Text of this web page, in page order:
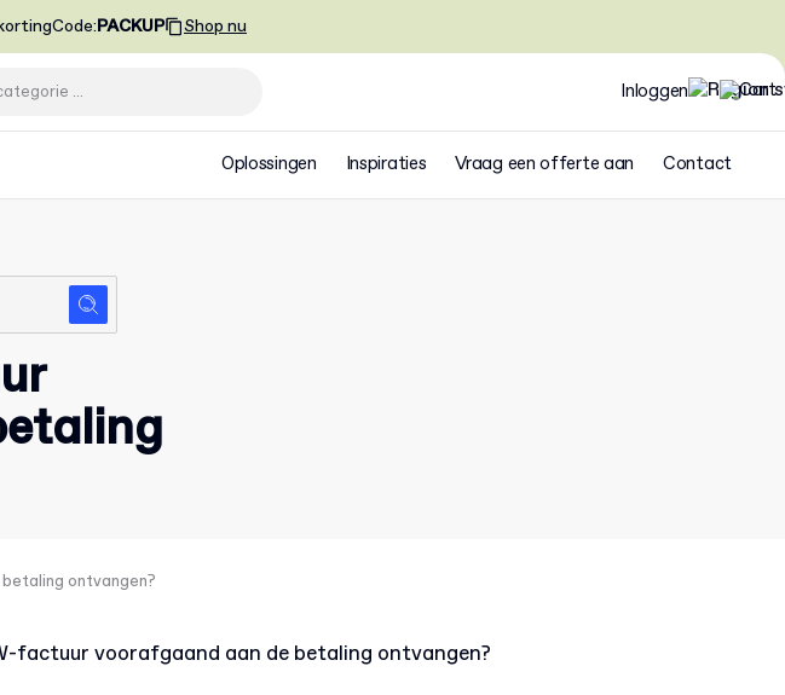
Code:PACKUP Shop nu
Inloggen
Oplossingen Inspiraties Vraag een offerte aan Contact
ontvangen?
factuur voorafgaand aan de betaling ontvangen?